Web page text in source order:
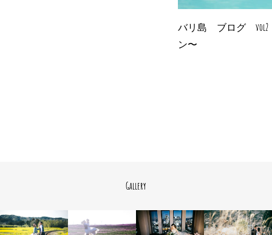
バリ島 ブログ
ン〜
Gallery